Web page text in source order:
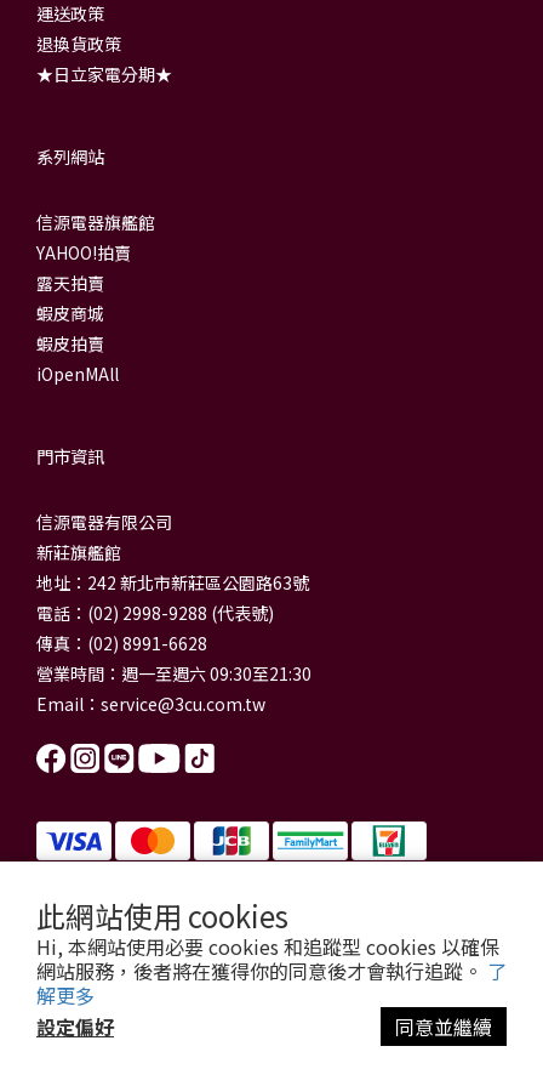
此網站使用 cookies
Hi, 本網站使用必要 cookies 和追蹤型 cookies 以確保
網站服務，後者將在獲得你的同意後才會執行追蹤。 了
解更多
設定偏好
同意並繼續
運送政策
退換貨政策
★日立家電分期★
系列網站
信源電器旗艦館
YAHOO!拍賣
露天拍賣
蝦皮商城
蝦皮拍賣
iOpenMAll
門市資訊
信源電器有限公司
新莊旗艦館
地址：242 新北市新莊區公園路63號
電話：(02) 2998-9288 (代表號)
傳真：(02) 8991-6628
營業時間：週一至週六 09:30至21:30
Email： service@3cu.com.tw
信源電器有限公司 統一編號：84179325
門市地址：新北市新莊區公園路63號
信源電器 版權所有
copyright © 2026 3cu.com.tw All Rights Reserved.